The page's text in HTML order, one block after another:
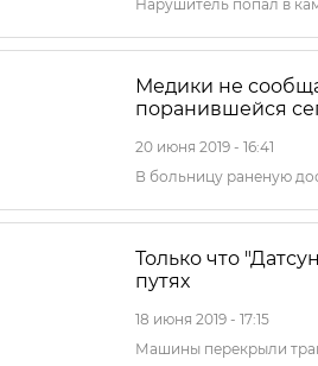
Нарушитель попал в
Медики не
поранившейся
20 июня 2019 - 16:41
В больницу раненую
Только что
путях
18 июня 2019 - 17:15
Машины перекрыли